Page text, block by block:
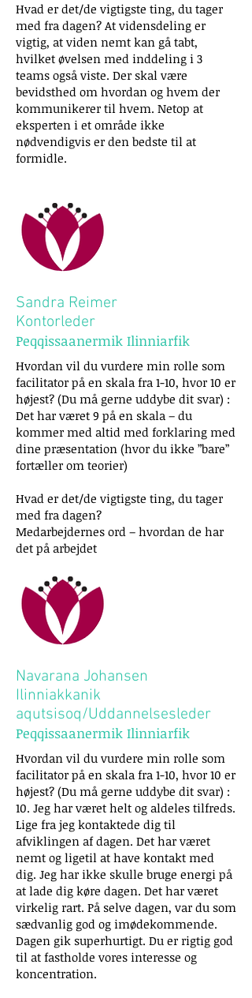
Hvad er det/de vigtigste ting, du tager
med fra dagen? At vidensdeling er
vigtig, at viden nemt kan gå tabt,
hvilket øvelsen med inddeling i 3
teams også viste. Der skal være
bevidsthed om hvordan og hvem der
kommunikerer til hvem. Netop at
eksperten i et område ikke
nødvendigvis er den bedste til at
formidle.
Sandra Reimer
Kontorleder
Peqqissaanermik Ilinniarfik
Hvordan vil du vurdere min rolle som
facilitator på en skala fra 1-10, hvor 10 er
højest? (Du må gerne uddybe dit svar) :
Det har været 9 på en skala – du
kommer med altid med forklaring med
dine præsentation (hvor du ikke ”bare”
fortæller om teorier)
Hvad er det/de vigtigste ting, du tager
med fra dagen?
Medarbejdernes ord – hvordan de har
det på arbejdet
Navarana Johansen
Ilinniakkanik
aqutsisoq/Uddannelsesleder
Peqqissaanermik Ilinniarfik
Hvordan vil du vurdere min rolle som
facilitator på en skala fra 1-10, hvor 10 er
højest? (Du må gerne uddybe dit svar) :
10. Jeg har været helt og aldeles tilfreds.
Lige fra jeg kontaktede dig til
afviklingen af dagen. Det har været
nemt og ligetil at have kontakt med
dig. Jeg har ikke skulle bruge energi på
at lade dig køre dagen. Det har været
virkelig rart. På selve dagen, var du som
sædvanlig god og imødekommende.
Dagen gik superhurtigt. Du er rigtig god
til at fastholde vores interesse og
koncentration.